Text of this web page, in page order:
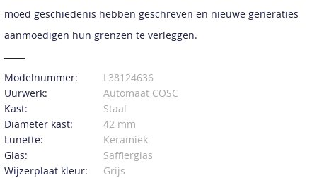
moed geschiedenis hebben geschreven en nieuwe generaties
aanmoedigen hun grenzen te verleggen.
Modelnummer:
L38124636
Uurwerk:
Automaat COSC
Kast:
Staal
Diameter kast:
42 mm
Lunette:
Keramiek
Glas:
Saffierglas
Wijzerplaat kleur:
Grijs